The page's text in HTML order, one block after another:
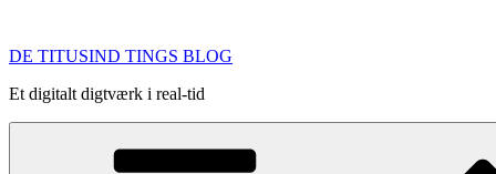
indhold
DE TITUSIND TINGS BLOG
Et digitalt digtværk i real-tid